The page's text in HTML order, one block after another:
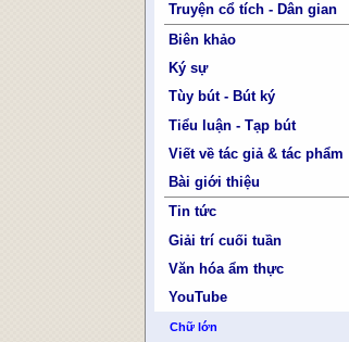
Truyện cổ tích - Dân gian
Biên khảo
Ký sự
Tùy bút - Bút ký
Tiểu luận - Tạp bút
Viết về tác giả & tác phẩm
Bài giới thiệu
Tin tức
Giải trí cuối tuần
Văn hóa ẩm thực
YouTube
Chữ lớn